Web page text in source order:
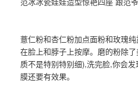
薏仁粉和杏仁粉加点面粉和玫瑰
在脸上和脖子上按摩。磨的粉除
质不是特别特别细),洗完脸,你会
膜还要有效果。